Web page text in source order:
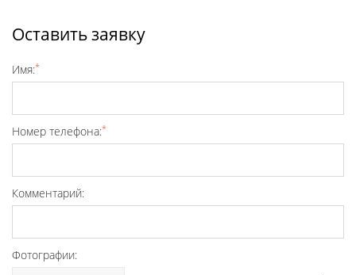
Оставить заявку
Имя:*
Номер телефона:*
Комментарий:
Фотографии: